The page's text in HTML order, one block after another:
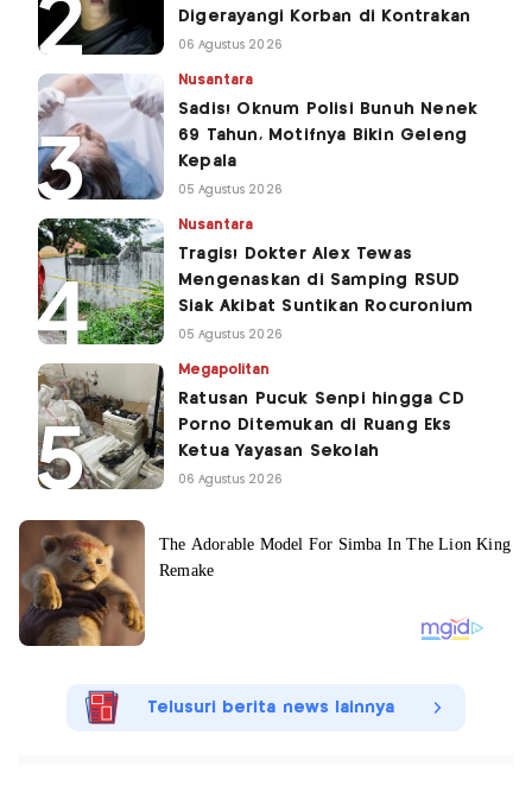
Digerayangi Korban di Kontrakan
06 Agustus 2026
Nusantara
Sadis! Oknum Polisi Bunuh Nenek
69 Tahun, Motifnya Bikin Geleng
Kepala
05 Agustus 2026
Nusantara
Tragis! Dokter Alex Tewas
Mengenaskan di Samping RSUD
Siak Akibat Suntikan Rocuronium
05 Agustus 2026
Megapolitan
Ratusan Pucuk Senpi hingga CD
Porno Ditemukan di Ruang Eks
Ketua Yayasan Sekolah
06 Agustus 2026
Telusuri berita news lainnya